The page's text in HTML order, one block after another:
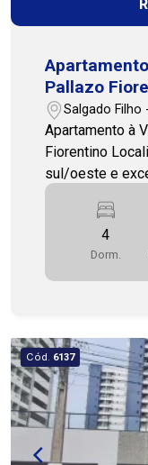
Pallazo
Salgado Filho
Apartamento à
Fiorentino
sul/oeste e
conforto, espaço e
banheiro social
de empregada
encanado
muito mais
Essa pode ser
esperando para
agende sua
208 79 3231-
4
Dorm.
Cód. 6137